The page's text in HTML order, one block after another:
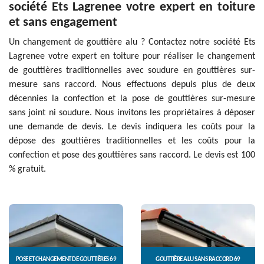
société Ets Lagrenee votre expert en toiture
et sans engagement
Un changement de gouttière alu ? Contactez notre société Ets
Lagrenee votre expert en toiture pour réaliser le changement
de gouttières traditionnelles avec soudure en gouttières sur-
mesure sans raccord. Nous effectuons depuis plus de deux
décennies la confection et la pose de gouttières sur-mesure
sans joint ni soudure. Nous invitons les propriétaires à déposer
une demande de devis. Le devis indiquera les coûts pour la
dépose des gouttières traditionnelles et les coûts pour la
confection et pose des gouttières sans raccord. Le devis est 100
% gratuit.
POSE ET CHANGEMENT DE GOUTTIÈRES 69 GOUTTIÈRE ALU SANS RACCORD 69